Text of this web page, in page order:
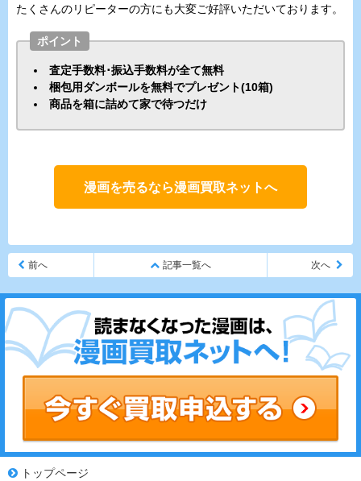
たくさんのリピーターの方にも大変ご好評いただいております。
ポイント
査定手数料･振込手数料が全て無料
梱包用ダンボールを無料でプレゼント(10箱)
商品を箱に詰めて家で待つだけ
漫画を売るなら漫画買取ネットへ
前へ 記事一覧へ 次へ
トップページ